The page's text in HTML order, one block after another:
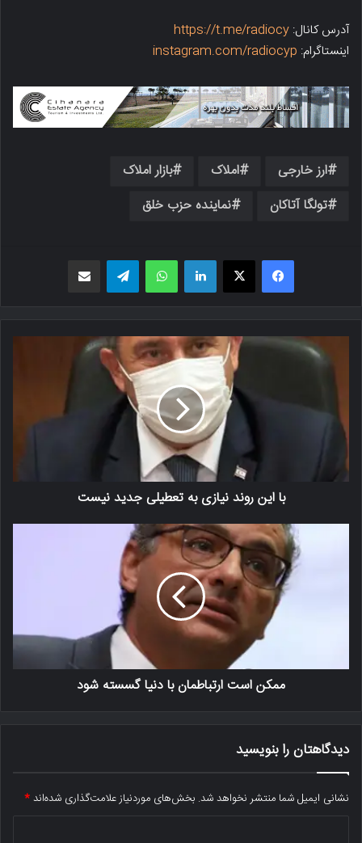
آدرس کانال: https://t.me/radiocy
اینستاگرام: instagram.com/radiocyp
ارز خارجی املاک
بازار املاک
تولگا آتاکان
نماینده حزب خلق
فیسبوک X لینکدین واتس اپ تلگرام
با این روند نیازی به تعطیلی جدید نیست
ممکن است ارتباطمان با دنیا گسسته شود
دیدگاهتان را بنویسید
نشانی ایمیل شما منتشر نخواهد شد. بخش‌های موردنیاز علامت‌گذاری شده‌اند*